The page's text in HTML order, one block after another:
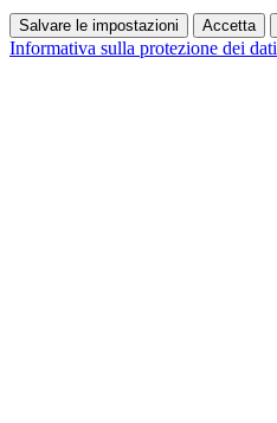
Salvare le impostazioni Accetta
Informativa sulla protezione dei dati